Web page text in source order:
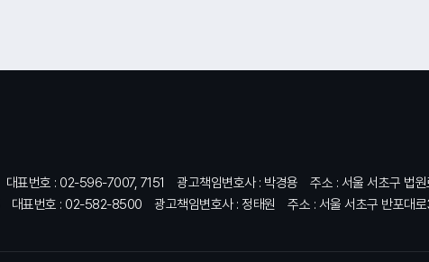
대표번호 : 02-596-7007, 7151 광고책임변호사 : 박경용
주소 : 서울 서초구 법
대표번호 : 02-582-8500 광고책임변호사 : 정태원 주소 : 서울 서초구 반포대